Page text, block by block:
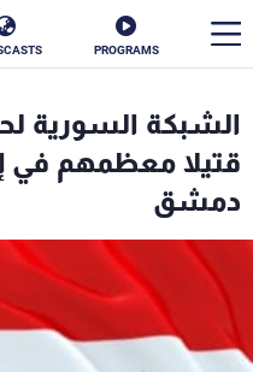
PROGRAMS
قتيلا معظمهم
دمشق
الأخبار
سياسة
إقتصاد
منوعات